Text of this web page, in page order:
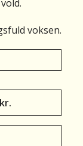
voksen.